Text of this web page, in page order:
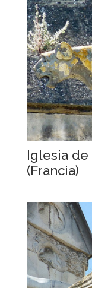
Iglesia
(Francia)